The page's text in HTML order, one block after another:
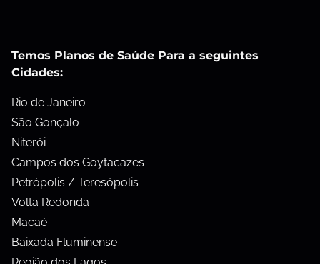
Temos Planos de Saúde Para a seguintes
Cidades:
Rio de Janeiro
São Gonçalo
Niterói
Campos dos Goytacazes
Petrópolis / Teresópolis
Volta Redonda
Macaé
Baixada Fluminense